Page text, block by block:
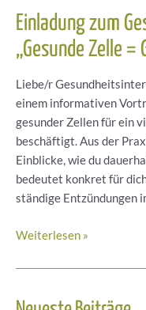
Einladung zum
„Gesunde Zelle =
Liebe/r
einem informativen
gesunder Zellen für ein
beschäftigt. Aus der
Einblicke, wie du
bedeutet konkret für
ständige Entzündungen
Einladung
Gesundheitsvortrag
Weiterlesen »